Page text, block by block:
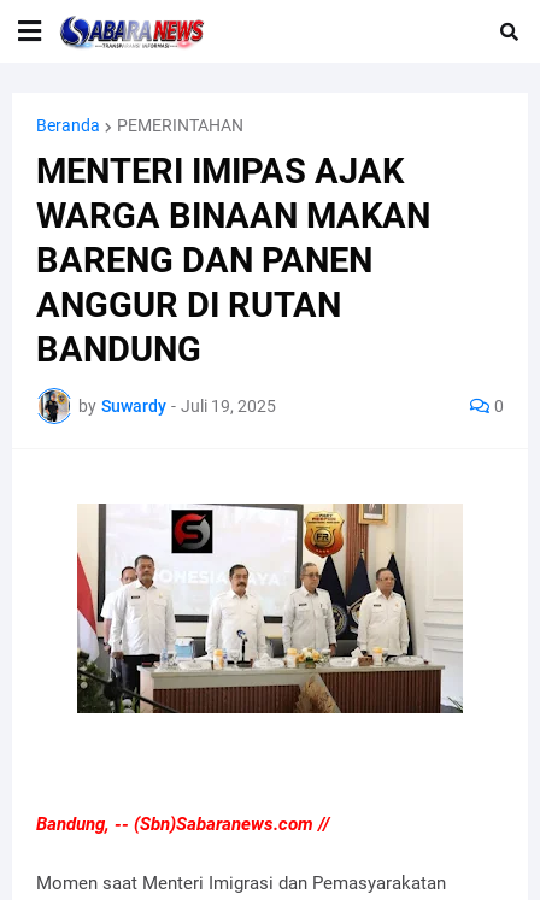
Beranda PEMERINTAHAN
MENTERI IMIPAS AJAK
WARGA BINAAN MAKAN
BARENG DAN PANEN
ANGGUR DI RUTAN
BANDUNG
by Suwardy - Juli 19, 2025 0
Bandung, -- (Sbn)Sabaranews.com //
Momen saat Menteri Imigrasi dan Pemasyarakatan